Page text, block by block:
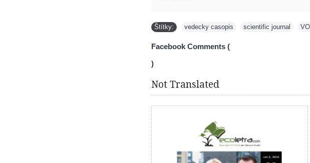
Štítky: vedecky casopis scientific journal
Facebook Comments (
)
Not Translated